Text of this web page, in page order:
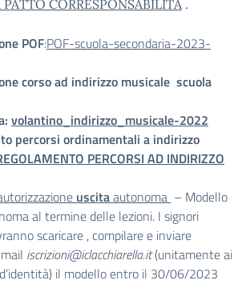
CORRESPONSABILITA.
POF:POF-scuola-secondaria-2023-
corso ad indirizzo musicale scuola
volantino_indirizzo_musicale-2022
percorsi ordinamentali a indirizzo
PERCORSI AD INDIRIZZO
uscitaautonoma – Modello
al termine delle lezioni. I signori
scaricare , compilare e inviare
iscrizioni@iclacchiarella.it(unitamente ai
il modello entro il 30/06/2023